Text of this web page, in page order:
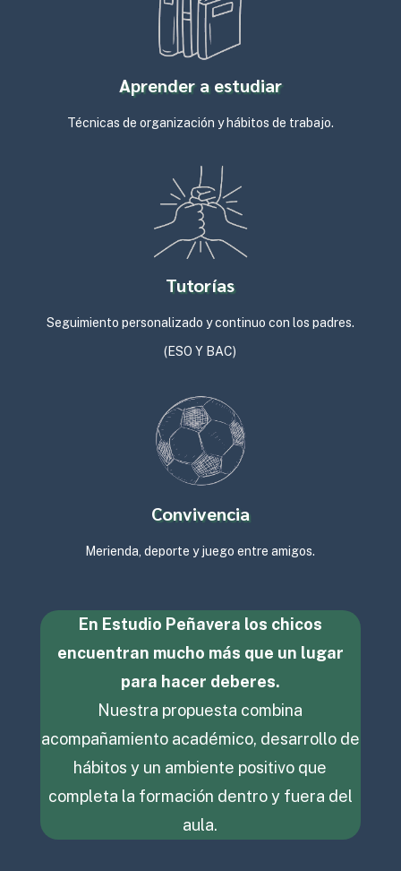
Aprender a estudiar
Técnicas de organización y hábitos de trabajo.
Tutorías
Seguimiento personalizado y continuo con los padres.
(ESO Y BAC)
Convivencia
Merienda, deporte y juego entre amigos.
En Estudio Peñavera los chicos
encuentran mucho más que un lugar
para hacer deberes.
Nuestra propuesta combina
acompañamiento académico, desarrollo de
hábitos y un ambiente positivo que
completa la formación dentro y fuera del
aula.